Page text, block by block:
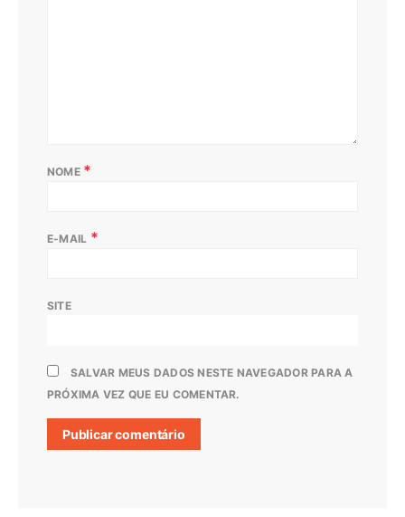
NOME *
E-MAIL *
SITE
SALVAR MEUS DADOS NESTE NAVEGADOR PARA A
PRÓXIMA VEZ QUE EU COMENTAR.